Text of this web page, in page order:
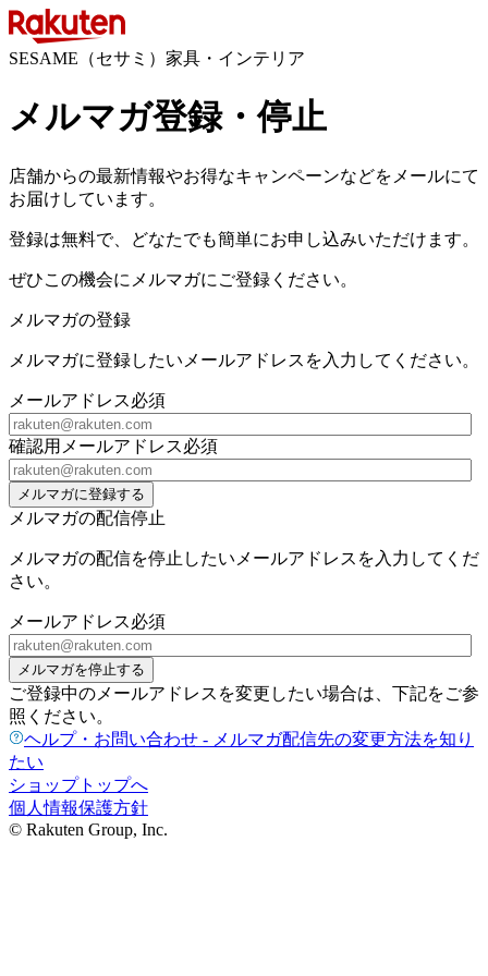
SESAME（セサミ）家具・インテリア
メルマガ登録・停止
店舗からの最新情報やお得なキャンペーンなどをメールにて
お届けしています。
登録は無料で、どなたでも簡単にお申し込みいただけます。
ぜひこの機会にメルマガにご登録ください。
メルマガの登録
メルマガに登録したいメールアドレスを入力してください。
メールアドレス必須
確認用メールアドレス必須
メルマガに登録する
メルマガの配信停止
メルマガの配信を停止したいメールアドレスを入力してくだ
さい。
メールアドレス必須
メルマガを停止する
ご登録中のメールアドレスを変更したい場合は、下記をご参
照ください。
ヘルプ・お問い合わせ - メルマガ配信先の変更方法を知り
たい
ショップトップへ
個人情報保護方針
© Rakuten Group, Inc.